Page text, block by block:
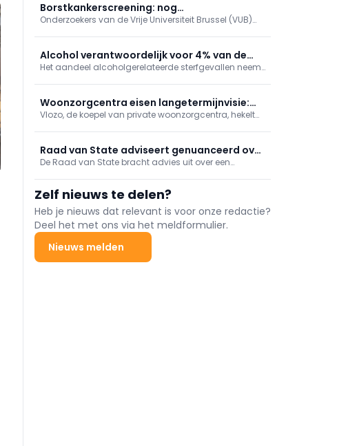
Borstkankerscreening: nog
betrouwbaardere simulatiemodellen
Onderzoekers van de Vrije Universiteit Brussel (VUB)
grondslag liggen aan programma’s voor
borstkankerscreening.
Alcohol verantwoordelijk voor 4% van de
sterfgevallen in België
Het aandeel alcoholgerelateerde sterfgevallen neemt
cijfers van Sciensano.
Woonzorgcentra eisen langetermijnvisie:
"Airco alleen bereidt ons niet voor op
toekomst"
Vlozo, de koepel van private woonzorgcentra, hekelt
met de Franstalige tegenhanger Femarbel voor een
modernisering van de erkennings- en
Raad van State adviseert genuanceerd over
wetsvoorstel taalbeheersing
gezondheidszorgbeoefenaars
De Raad van State bracht advies uit over een
werkgebied aan te tonen.
Zelf nieuws te delen?
Heb je nieuws dat relevant is voor onze redactie?
Deel het met ons via het meldformulier.
Nieuws melden